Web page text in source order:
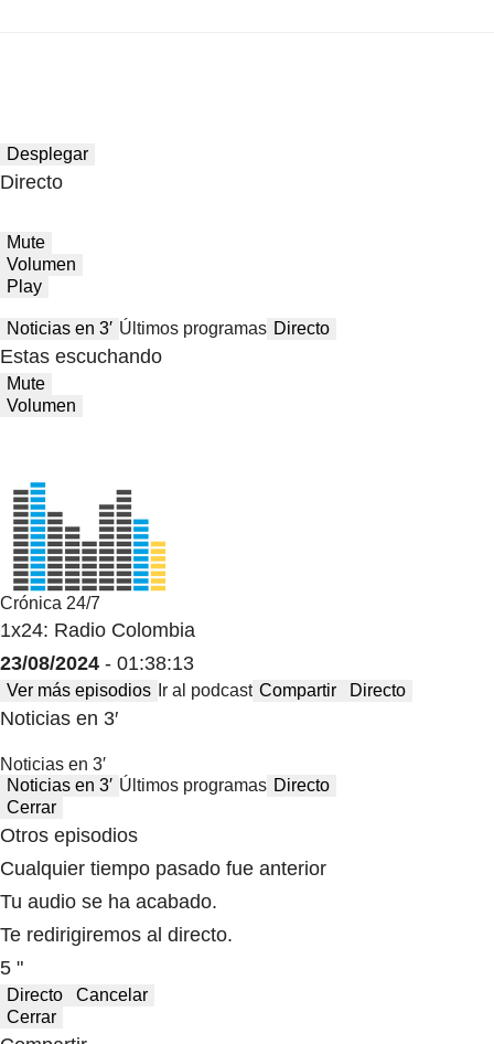
Desplegar
Directo
Mute
Volumen
Play
Noticias en 3′ Últimos programas Directo
Estas escuchando
Mute
Volumen
Crónica 24/7
1x24: Radio Colombia
23/08/2024 - 01:38:13
Ver más episodios Ir al podcast Compartir Directo
Noticias en 3′
Noticias en 3′
Noticias en 3′ Últimos programas Directo
Cerrar
Otros episodios
Cualquier tiempo pasado fue anterior
Tu audio se ha acabado.
Te redirigiremos al directo.
5 "
Directo
Cancelar
Cerrar